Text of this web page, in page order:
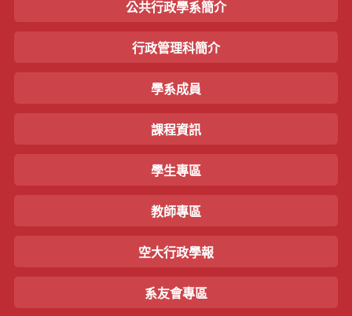
公共行政學系簡介
行政管理科簡介
學系成員
課程資訊
學生專區
教師專區
空大行政學報
系友會專區